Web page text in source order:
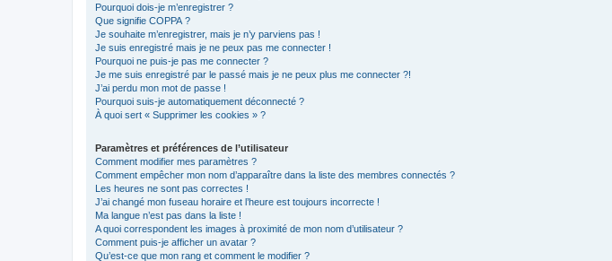
Pourquoi dois-je m’enregistrer ?
Que signifie COPPA ?
Je souhaite m’enregistrer, mais je n’y parviens pas !
Je suis enregistré mais je ne peux pas me connecter !
Pourquoi ne puis-je pas me connecter ?
Je me suis enregistré par le passé mais je ne peux plus me connecter ?!
J’ai perdu mon mot de passe !
Pourquoi suis-je automatiquement déconnecté ?
À quoi sert « Supprimer les cookies » ?
Paramètres et préférences de l’utilisateur
Comment modifier mes paramètres ?
Comment empêcher mon nom d’apparaître dans la liste des membres connectés ?
Les heures ne sont pas correctes !
J’ai changé mon fuseau horaire et l’heure est toujours incorrecte !
Ma langue n’est pas dans la liste !
A quoi correspondent les images à proximité de mon nom d’utilisateur ?
Comment puis-je afficher un avatar ?
Qu’est-ce que mon rang et comment le modifier ?